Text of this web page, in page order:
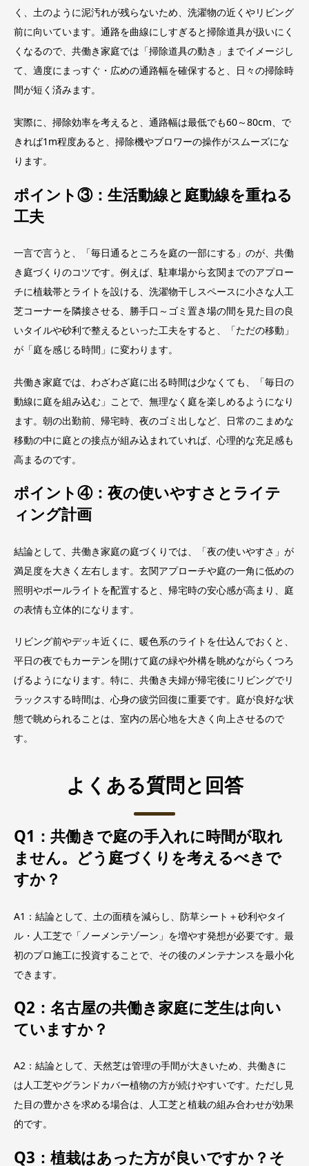
く、土のように泥汚れが残らないため、洗濯物の近くやリビング
前に向いています。通路を曲線にしすぎると掃除道具が扱いにく
くなるので、共働き家庭では「掃除道具の動き」までイメージし
て、適度にまっすぐ・広めの通路幅を確保すると、日々の掃除時
間が短く済みます。
実際に、掃除効率を考えると、通路幅は最低でも60～80cm、で
きれば1m程度あると、掃除機やブロワーの操作がスムーズにな
ります。
ポイント③：生活動線と庭動線を重ねる
工夫
一言で言うと、「毎日通るところを庭の一部にする」のが、共働
き庭づくりのコツです。例えば、駐車場から玄関までのアプロー
チに植栽帯とライトを設ける、洗濯物干しスペースに小さな人工
芝コーナーを隣接させる、勝手口～ゴミ置き場の間を見た目の良
いタイルや砂利で整えるといった工夫をすると、「ただの移動」
が「庭を感じる時間」に変わります。
共働き家庭では、わざわざ庭に出る時間は少なくても、「毎日の
動線に庭を組み込む」ことで、無理なく庭を楽しめるようになり
ます。朝の出勤前、帰宅時、夜のゴミ出しなど、日常のこまめな
移動の中に庭との接点が組み込まれていれば、心理的な充足感も
高まるのです。
ポイント④：夜の使いやすさとライテ
ィング計画
結論として、共働き家庭の庭づくりでは、「夜の使いやすさ」が
満足度を大きく左右します。玄関アプローチや庭の一角に低めの
照明やポールライトを配置すると、帰宅時の安心感が高まり、庭
の表情も立体的になります。
リビング前やデッキ近くに、暖色系のライトを仕込んでおくと、
平日の夜でもカーテンを開けて庭の緑や外構を眺めながらくつろ
げるようになります。特に、共働き夫婦が帰宅後にリビングでリ
ラックスする時間は、心身の疲労回復に重要です。庭が良好な状
態で眺められることは、室内の居心地を大きく向上させるので
す。
よくある質問と回答
Q1：共働きで庭の手入れに時間が取れ
ません。どう庭づくりを考えるべきで
すか？
A1：結論として、土の面積を減らし、防草シート＋砂利やタイ
ル・人工芝で「ノーメンテゾーン」を増やす発想が必要です。最
初のプロ施工に投資することで、その後のメンテナンスを最小化
できます。
Q2：名古屋の共働き家庭に芝生は向い
ていますか？
A2：結論として、天然芝は管理の手間が大きいため、共働きに
は人工芝やグランドカバー植物の方が続けやすいです。ただし見
た目の豊かさを求める場合は、人工芝と植栽の組み合わせが効果
的です。
Q3：植栽はあった方が良いですか？そ